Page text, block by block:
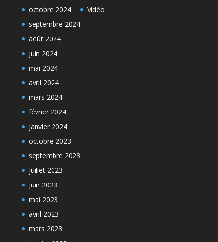
octobre 2024
septembre 2024
août 2024
juin 2024
mai 2024
avril 2024
mars 2024
février 2024
janvier 2024
octobre 2023
septembre 2023
juillet 2023
juin 2023
mai 2023
avril 2023
mars 2023
Vidéo